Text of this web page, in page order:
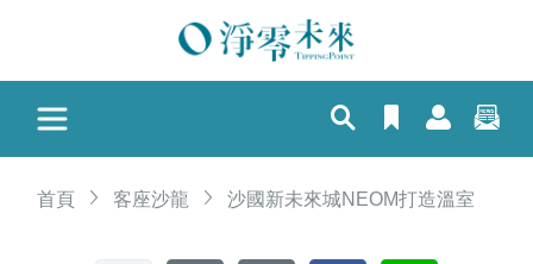
首頁 客座沙龍 沙國新未來城NEOM打造溫室